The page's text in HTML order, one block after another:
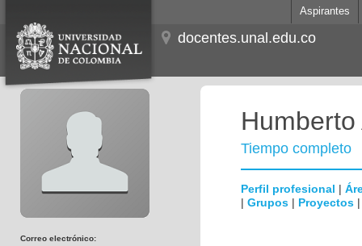
Aspirantes
docentes.unal.edu.co
Correo electrónico:
Tiempo completo
Perfil profesional |
| Grupos | Proyectos